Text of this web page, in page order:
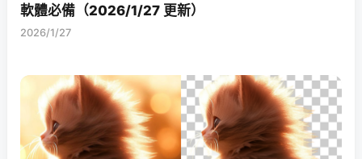
軟體必備（2026/1/27 更新）
2026/1/27